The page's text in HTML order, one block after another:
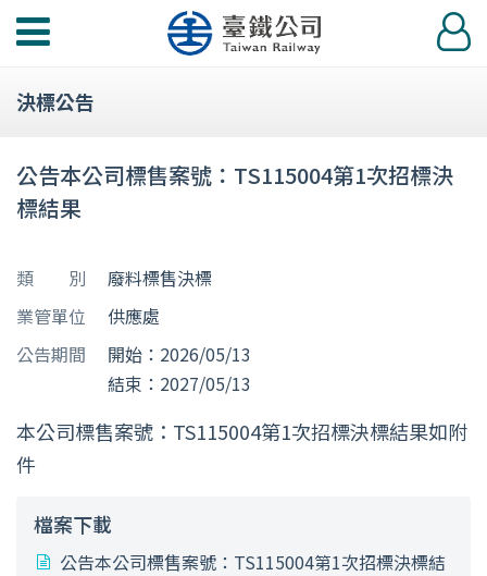
功
選
登
入
決標公告
公告本公司標售案號：TS115004第1次招標決
標結果
類 別
廢料標售決標
業管單位
供應處
公告期間
開始：2026/05/13
結束：2027/05/13
本公司標售案號：TS115004第1次招標決標結果如附
件
檔案下載
公告本公司標售案號：TS115004第1次招標決標結